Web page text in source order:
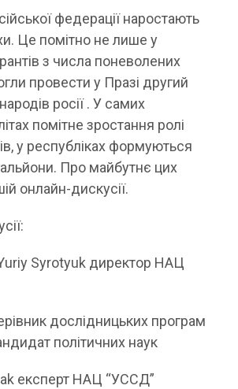
федерації наростають
Це помітно не лише у
з числа поневолених
провести у Празі другий
росії . У самих
помітне зростання ролі
у республіках формуються
Про майбутнє цих
онлайн-дискусії.
Syrotyuk директор НАЦ
дослідницьких програм
політичних наук
експерт НАЦ “УССД”